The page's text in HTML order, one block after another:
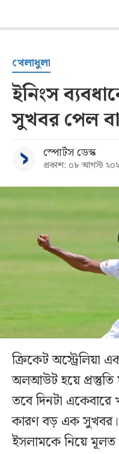
খেলাধুলা
ইনিংস
সুখবর পেল
স্পোর্টস ডেস্ক
প্রকাশ: ০৮ আগস্ট
ক্রিকেট অস্ট্রেলিয়া
অলআউট হয়ে প্রস্তুতি
তবে দিনটা একেবারে
কারণ বড় এক সুখবর।
ইসলামকে নিয়ে